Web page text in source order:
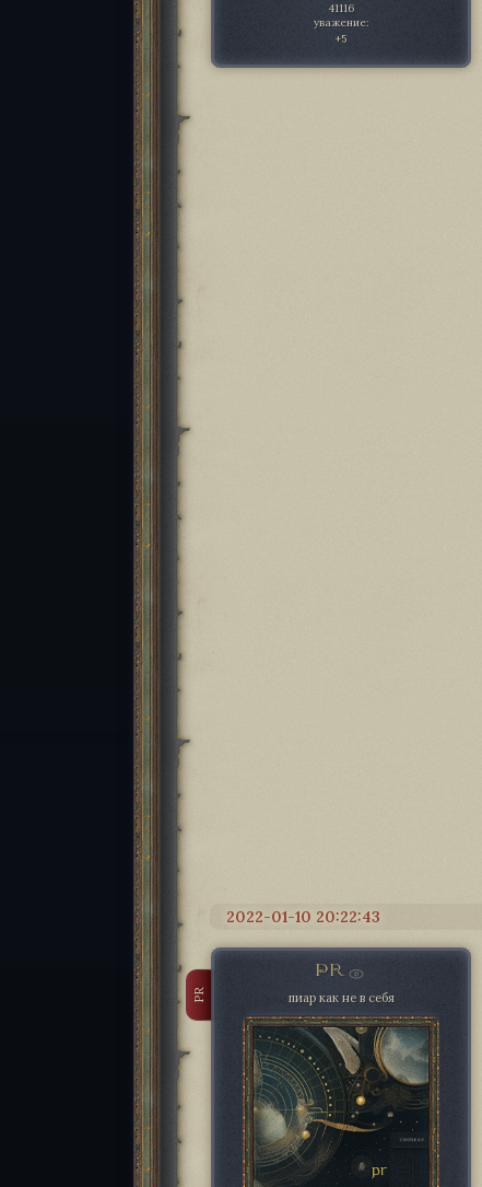
41116
уважение:
+5
2022-01-10 20:22:43
PR
PR пиар как не в себя